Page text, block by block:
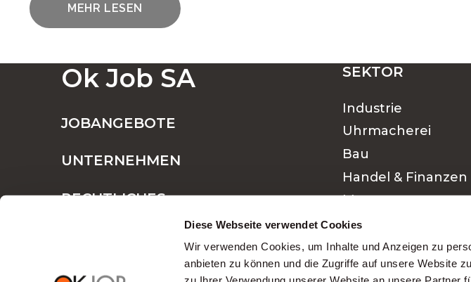
Diese Webseite verwendet Cookies
Wir verwenden Cookies, um Inhalte und Anzeigen zu
anbieten zu können und die Zugriffe auf unsere Website
MEHR LESEN
FESTANSTELLUNG ODER BEFRISTETE ANSTELLUNG:
WARUM SOLLTEN SIE OK JOB FÜR IHRE JOBSUCHE WÄHLEN?
Chancen für jeden
Ok Job SA
JOBANGEBOTE
UNTERNEHMEN
RECHTLICHES
SEKTOR
Industrie
Uhrmacherei
Bau
Handel & Finanzen
Management
Hotellerie &
Finanzen
Medical